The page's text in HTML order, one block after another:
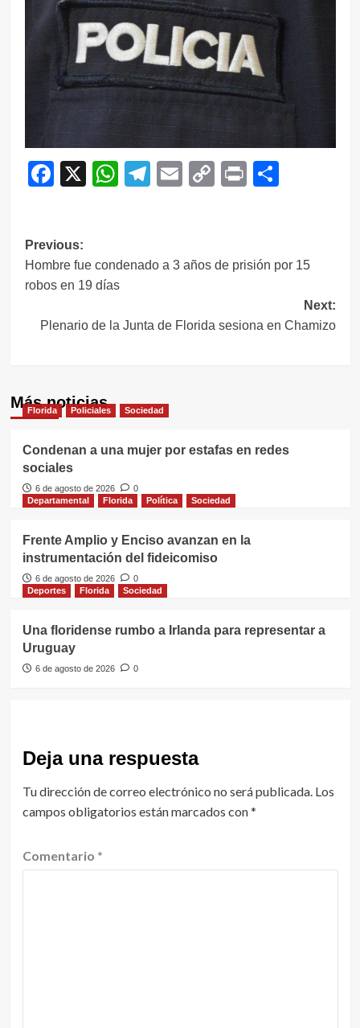
Facebook
X WhatsApp
Telegram
EmailCopy
Print
Navegación
de
Previous:
Hombre fue condenado a 3 años de prisión por 15
robos en 19 días
Next:
Plenario de la Junta de Florida sesiona en Chamizo
Más noticias
Florida Policiales Sociedad
Condenan a una mujer por estafas en redes
sociales
6 de agosto de 2026
0
Departamental
Florida Política Sociedad
Frente Amplio y Enciso avanzan en la
instrumentación del fideicomiso
6 de agosto de 2026
0
Deportes
Florida Sociedad
Una floridense rumbo a Irlanda para representar a
Uruguay
6 de agosto de 2026 0
Deja una respuesta
Tu dirección de correo electrónico no será publicada. Los
campos obligatorios están marcados con*
Comentario *